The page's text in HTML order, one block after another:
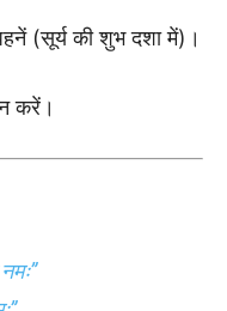
(सूर्य की शुभ दशा में)।
करें।